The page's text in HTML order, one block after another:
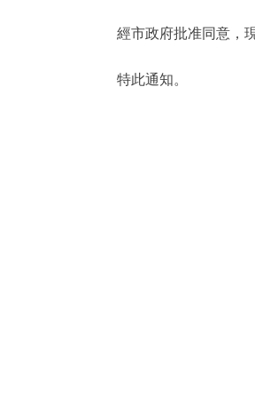
經市政府批准同意，現
特此通知。